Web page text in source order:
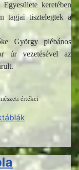
keretében
tagjai tisztelegtek a
György plébános
úr vezetésével az
értékei